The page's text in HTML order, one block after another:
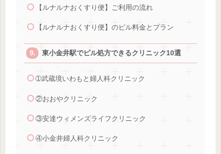
【ルナルナおくすり便】ご利用の流れ
【ルナルナおくすり便】のピル料金とプラン
東小金井駅でピル処方できるクリニック10選
➀武蔵境いわもと婦人科クリニック
②おおやクリニック
③安達ウィメンズライフクリニック
④小金井婦人科クリニック